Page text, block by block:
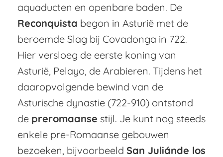
aquaducten en openbare baden. De
Reconquista begon in Asturië met de
beroemde Slag bij Covadonga in 722.
Hier versloeg de eerste koning van
Asturië, Pelayo, de Arabieren. Tijdens het
daaropvolgende bewind van de
Asturische dynastie (722-910) ontstond
de preromaanse stijl. Je kunt nog steeds
enkele pre-Romaanse gebouwen
bezoeken, bijvoorbeeld San Juliánde los